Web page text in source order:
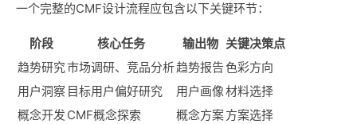
一个完整的CMF设计流程应包含以下关键环节：
阶段 核心任务 输出物 关键决策点
趋势研究市场调研、竞品分析趋势报告色彩方向
用户洞察 目标用户偏好研究 用户画像材料选择
概念开发 CMF概念探索 概念方案方案选择